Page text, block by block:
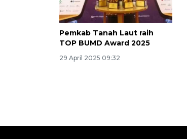
Pemkab Tanah Laut raih
TOP BUMD Award 2025
29 April 2025 09:32